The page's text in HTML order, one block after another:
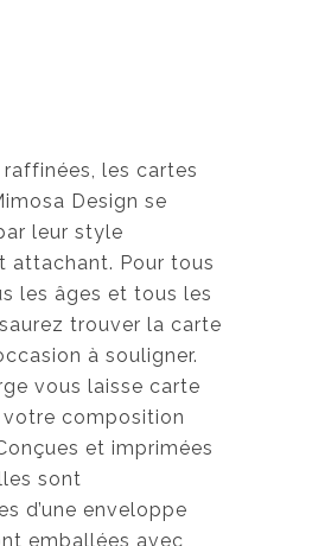
les cartes
Design se
leur style
attachant. Pour tous
les âges et tous les
trouver la carte
à souligner.
vous laisse carte
composition
et imprimées
sont
d’une enveloppe
emballées avec